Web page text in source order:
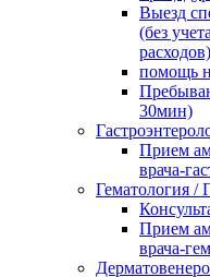
Выезд
(без
расходов)
помощь
30мин)
Прием
врача-
Гематология /
Прием
врача-